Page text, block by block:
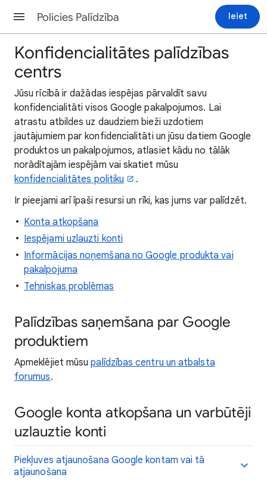
Policies Palīdzība Ieiet
Konfidencialitātes palīdzības
centrs
Jūsu rīcībā ir dažādas iespējas pārvaldīt savu
konfidencialitāti visos Google pakalpojumos. Lai
atrastu atbildes uz daudziem bieži uzdotiem
jautājumiem par konfidencialitāti un jūsu datiem Google
produktos un pakalpojumos, atlasiet kādu no tālāk
norādītajām iespējām vai skatiet mūsu
konfidencialitātes politiku
.
Ir pieejami arī īpaši resursi un rīki, kas jums var palīdzēt.
Konta atkopšana
Iespējami uzlauzti konti
Informācijas noņemšana no Google produkta vai
pakalpojuma
Tehniskas problēmas
Palīdzības saņemšana par Google
produktiem
Apmeklējiet mūsupalīdzības centru un atbalsta
forumus.
Google konta atkopšana un varbūtēji
uzlauztie konti
Piekļuves atjaunošana Google kontam vai tā
atjaunošana